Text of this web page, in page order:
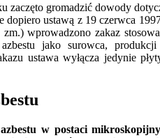
zaczęto gromadzić dowody
dopiero ustawą z 19 czerwca
wprowadzono zakaz
jako surowca,
ustawa wyłącza jedynie
azbestu w postaci